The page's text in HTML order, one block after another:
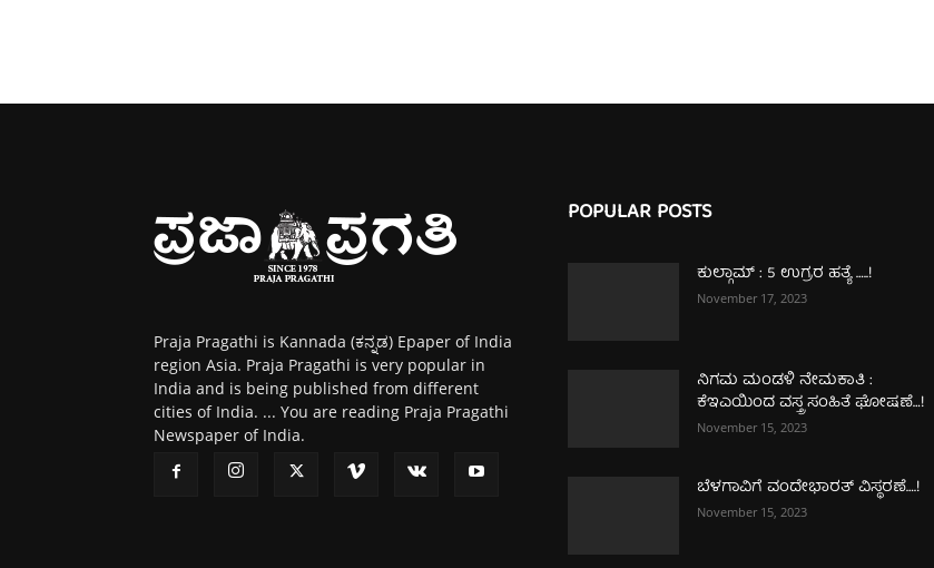
Praja Pragathi is Kannada (ಕನ್ನಡ) Epaper of India
region Asia. Praja Pragathi is very popular in
India and is being published from different
cities of India. ... You are reading Praja Pragathi
Newspaper of India.
POPULAR POSTS
ಕುಲ್ಗಾಮ್‌ : 5 ಉಗ್ರರ ಹತ್ಯೆ …..!
November 17, 2023
ನಿಗಮ ಮಂಡಳಿ ನೇಮಕಾತಿ :
ಕೆಇಎಯಿಂದ ವಸ್ತ್ರ ಸಂಹಿತೆ ಘೋಷಣೆ…!
November 15, 2023
ಬೆಳಗಾವಿಗೆ ವಂದೇಭಾರತ್‌ ವಿಸ್ಥರಣೆ….!
November 15, 2023